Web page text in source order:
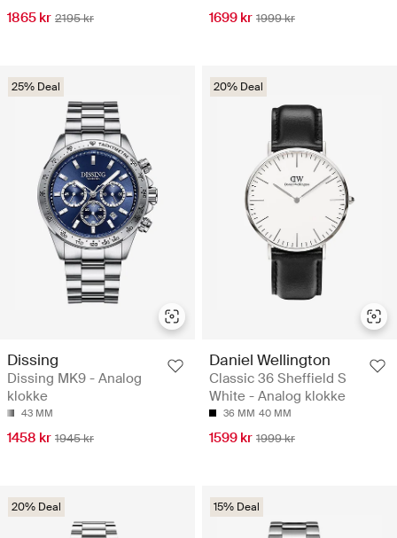
1865 kr 2195 kr 1699 kr 1999 kr
25% Deal
Dissing
Dissing MK9 - Analog
klokke
43 MM
1458 kr 1945 kr
20% Deal
Daniel Wellington
Classic 36 Sheffield S
White - Analog klokke
36 MM 40 MM
1599 kr 1999 kr
20% Deal 15% Deal